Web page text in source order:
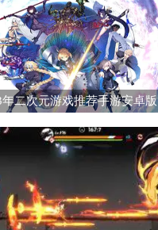
年二次元游戏推荐手游安卓版